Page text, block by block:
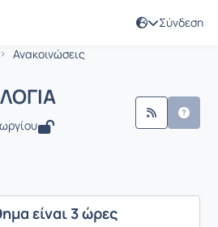
Σύνδεση
Ανακοινώσεις
ΤΟΠΟΛΟΓΙΑ
είναι 3 ώρες